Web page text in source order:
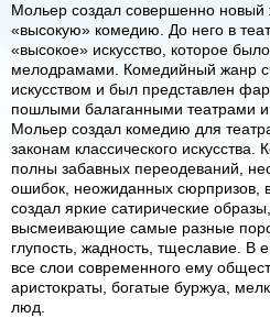
Мольер создал совершенно новый
«высокую» комедию. До него в
«высокое» искусство, которое
мелодрамами. Комедийный жанр
искусством и был представлен
пошлыми балаганными театрами и
Мольер создал комедию для
законам классического искусства.
полны забавных переодеваний,
ошибок, неожиданных сюрпризов,
создал яркие сатирические
высмеивающие самые разные
глупость, жадность, тщеславие. В
все слои современного ему
аристократы, богатые буржуа,
люд.